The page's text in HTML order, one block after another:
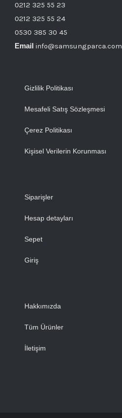
0212 325 55 23
0212 325 55 24
0530 385 30 45
Email info@samsungparca.com
Gizlilik Politikası
Mesafeli Satış Sözleşmesi
Çerez Politikası
Kişisel Verilerin Korunması
Siparişler
Hesap detayları
Sepet
Giriş
Hakkımızda
Tüm Ürünler
İletişim